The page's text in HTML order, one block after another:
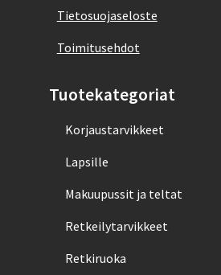
Tietosuojaseloste
Toimitusehdot
Tuotekategoriat
Korjaustarvikkeet
Lapsille
Makuupussit ja teltat
Retkeilytarvikkeet
Retkiruoka